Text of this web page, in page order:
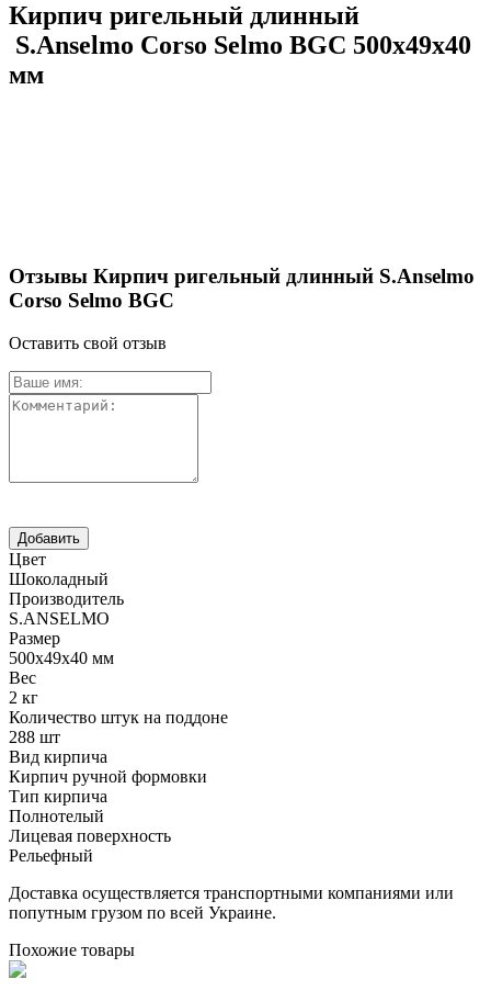
Кирпич ригельный длинный
S.Anselmo Corso Selmo BGC 500х49х40
мм
Отзывы Кирпич ригельный длинный S.Anselmo
Corso Selmo BGC
Оставить свой отзыв
Цвет
Шоколадный
Производитель
S.ANSELMO
Размер
500х49х40 мм
Вес
2 кг
Количество штук на поддоне
288 шт
Вид кирпича
Кирпич ручной формовки
Тип кирпича
Полнотелый
Лицевая поверхность
Рельефный
Доставка осуществляется транспортными компаниями или
попутным грузом по всей Украине.
Похожие товары